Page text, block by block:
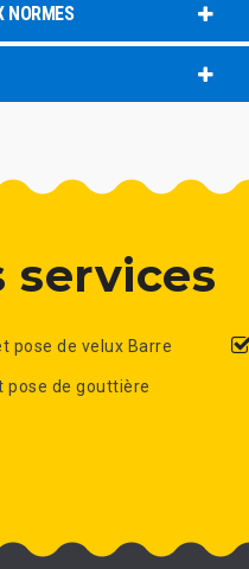
NORMES
services
pose de velux Barre
pose de gouttière